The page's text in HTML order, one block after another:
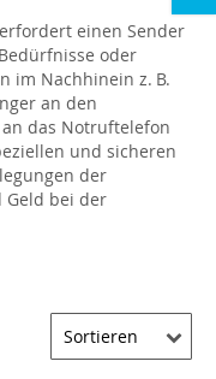
einen Sender
oder
im Nachhinein z. B.
an den
das Notruftelefon
und sicheren
der
Geld bei der